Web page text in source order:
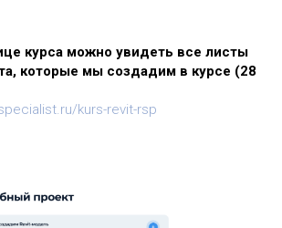
курса можно увидеть все листы
которые мы создадим в курсе (28
kurs-revit-rsp